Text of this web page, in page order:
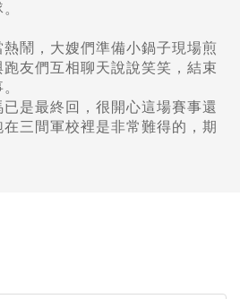
鬧，大嫂們準備小鍋子現場煎
友們互相聊天說說笑笑，結束
是最終回，很開心這場賽事還
三間軍校裡是非常難得的，期